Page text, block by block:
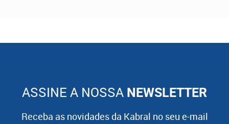
ASSINE A NOSSA NEWSLETTER
Receba as novidades da Kabral no seu e-mail